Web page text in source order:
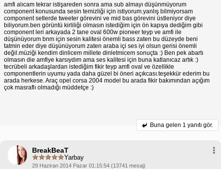
amfi alıcam tekrar istişareden sonra ama sub almayı düşünmüyorum
component konusunda sesin temizliği için istiyorum.yanlış bilmiyorsam
component setlerde tweeter görevini ve mid bas görevini üstleniyor diye
biliyorum.ben görüntü kirliliği olmasın istediğim için ön kapıya dediğim gibi
component leri arkayada 2 tane oval 600w pioneer teyp ve amfi ile
düşünüyorum bnm için sesin kalitesi önemli bass zaten bu düzeyde beni
tatmin eder diye düşünüyorum zaten araba içi ses iyi olsun gerisi önemli
değil.müziği kendim dinlicem millete dinletmicem sonuçta :) Ben pek abartı
olmasın die amfiye karsıydım ama ses kalitesi için buna katlanıcaz artık :)
tecrübeli arkadaşlardan istediğim fikir teyp amfi oval ve özellikle
componentlerin uyumu yada daha güzel bi öneri açıkcası.teşekkür ederim bu
arada herkese. Araç opel corsa 2004 model bu arada fikir bakımından açığım
çok masraflı olmadığı müddetçe :)
Buna gelen 1 yanıtı gör.
BreakBeaT
Yarbay
29 Haziran 2014 Pazar 01:15:54 (13741 mesaj)